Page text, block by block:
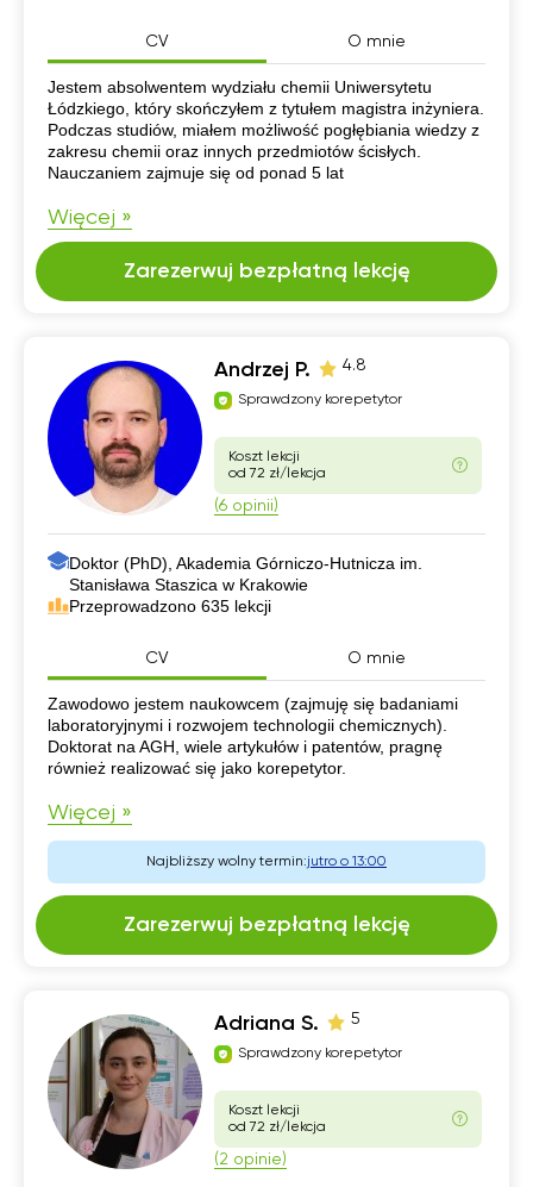
CV O mnie
CV
Jestem absolwentem wydziału chemii Uniwersytetu
Łódzkiego, który skończyłem z tytułem magistra inżyniera.
Podczas studiów, miałem możliwość pogłębiania wiedzy z
zakresu chemii oraz innych przedmiotów ścisłych.
Nauczaniem zajmuje się od ponad 5 lat
Więcej »
Zarezerwuj bezpłatną lekcję
Andrzej P. 4.8
Sprawdzony korepetytor
Koszt lekcji
od 72 zł/lekcja
(6 opinii)
Doktor (PhD), Akademia Górniczo-Hutnicza im.
Stanisława Staszica w Krakowie
Przeprowadzono 635 lekcji
CV O mnie
CV
Zawodowo jestem naukowcem (zajmuję się badaniami
laboratoryjnymi i rozwojem technologii chemicznych).
Doktorat na AGH, wiele artykułów i patentów, pragnę
również realizować się jako korepetytor.
Więcej »
Najbliższy wolny termin:jutro o 13:00
Zarezerwuj bezpłatną lekcję
Adriana S. 5
Sprawdzony korepetytor
Koszt lekcji
od 72 zł/lekcja
(2 opinie)